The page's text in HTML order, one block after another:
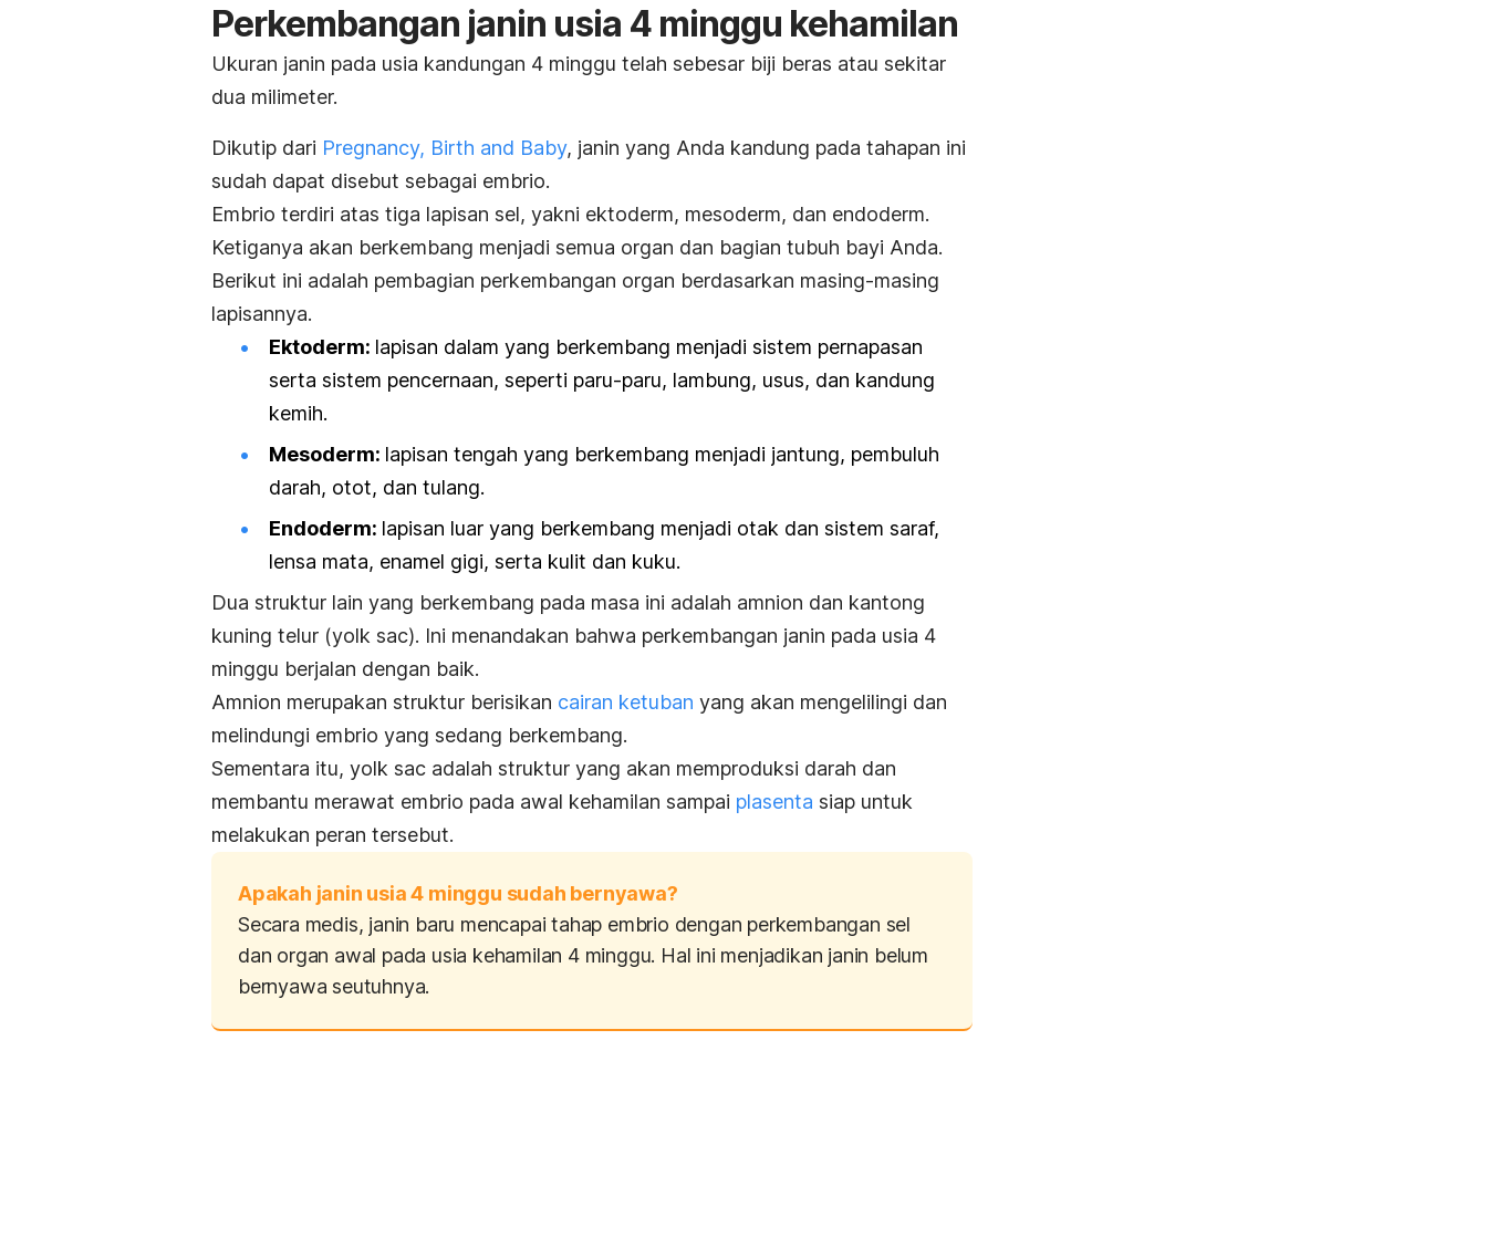
Perkembangan janin usia 4 minggu kehamilan
Ukuran janin pada usia kandungan 4 minggu telah sebesar biji beras atau sekitar
dua milimeter.
Dikutip dari Pregnancy, Birth and Baby, janin yang Anda kandung pada tahapan ini
sudah dapat disebut sebagai embrio.
Embrio terdiri atas tiga lapisan sel, yakni ektoderm, mesoderm, dan endoderm.
Ketiganya akan berkembang menjadi semua organ dan bagian tubuh bayi Anda.
Berikut ini adalah pembagian perkembangan organ berdasarkan masing-masing
lapisannya.
Ektoderm: lapisan dalam yang berkembang menjadi sistem pernapasan
serta sistem pencernaan, seperti paru-paru, lambung, usus, dan kandung
kemih.
Mesoderm: lapisan tengah yang berkembang menjadi jantung, pembuluh
darah, otot, dan tulang.
Endoderm: lapisan luar yang berkembang menjadi otak dan sistem saraf,
lensa mata, enamel gigi, serta kulit dan kuku.
Dua struktur lain yang berkembang pada masa ini adalah amnion dan kantong
kuning telur (yolk sac). Ini menandakan bahwa perkembangan janin pada usia 4
minggu berjalan dengan baik.
Amnion merupakan struktur berisikan cairan ketuban yang akan mengelilingi dan
melindungi embrio yang sedang berkembang.
Sementara itu, yolk sac adalah struktur yang akan memproduksi darah dan
membantu merawat embrio pada awal kehamilan sampai plasenta siap untuk
melakukan peran tersebut.
Apakah janin usia 4 minggu sudah bernyawa?
Secara medis, janin baru mencapai tahap embrio dengan perkembangan sel
dan organ awal pada usia kehamilan 4 minggu. Hal ini menjadikan janin belum
bernyawa seutuhnya.